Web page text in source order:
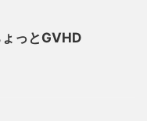
っとGVHD